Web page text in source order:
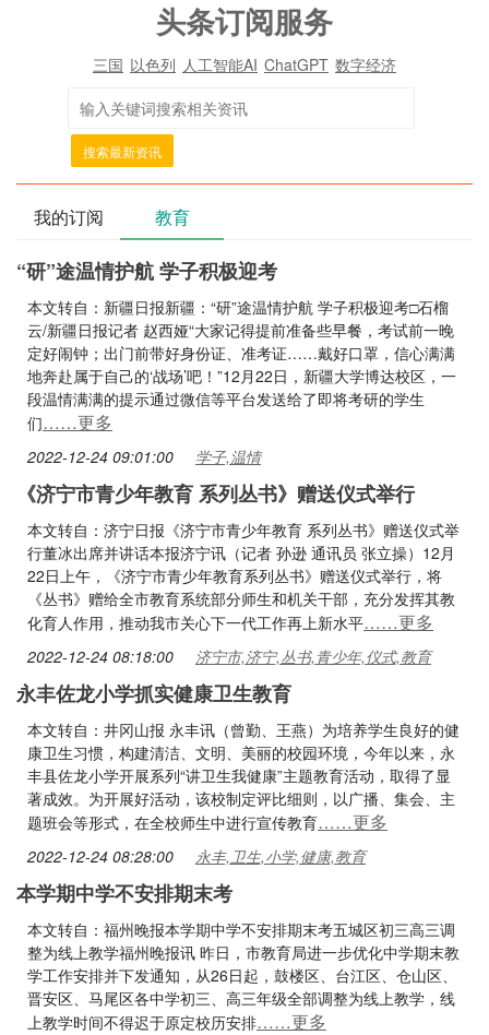
头条订阅服务
三国 以色列 人工智能AI ChatGPT 数字经济
搜索最新资讯
我的订阅 教育
“研”途温情护航 学子积极迎考
本文转自：新疆日报新疆：“研”途温情护航 学子积极迎考□石榴
云/新疆日报记者 赵西娅“大家记得提前准备些早餐，考试前一晚
定好闹钟；出门前带好身份证、准考证……戴好口罩，信心满满
地奔赴属于自己的‘战场’吧！”12月22日，新疆大学博达校区，一
段温情满满的提示通过微信等平台发送给了即将考研的学生
们……更多
2022-12-24 09:01:00 学子,温情
《济宁市青少年教育 系列丛书》赠送仪式举行
本文转自：济宁日报《济宁市青少年教育 系列丛书》赠送仪式举
行董冰出席并讲话本报济宁讯（记者 孙逊 通讯员 张立操）12月
22日上午，《济宁市青少年教育系列丛书》赠送仪式举行，将
《丛书》赠给全市教育系统部分师生和机关干部，充分发挥其教
化育人作用，推动我市关心下一代工作再上新水平……更多
2022-12-24 08:18:00 济宁市,济宁,丛书,青少年,仪式,教育
永丰佐龙小学抓实健康卫生教育
本文转自：井冈山报 永丰讯（曾勤、王燕）为培养学生良好的健
康卫生习惯，构建清洁、文明、美丽的校园环境，今年以来，永
丰县佐龙小学开展系列“讲卫生我健康”主题教育活动，取得了显
著成效。为开展好活动，该校制定评比细则，以广播、集会、主
题班会等形式，在全校师生中进行宣传教育……更多
2022-12-24 08:28:00 永丰,卫生,小学,健康,教育
本学期中学不安排期末考
本文转自：福州晚报本学期中学不安排期末考五城区初三高三调
整为线上教学福州晚报讯 昨日，市教育局进一步优化中学期末教
学工作安排并下发通知，从26日起，鼓楼区、台江区、仓山区、
晋安区、马尾区各中学初三、高三年级全部调整为线上教学，线
上教学时间不得迟于原定校历安排……更多